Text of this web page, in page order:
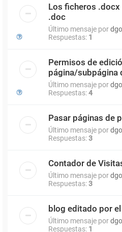
Los ficheros
.doc
Último mensaje por
Respuestas: 1
Permisos de
página/subpágina
Último mensaje por
Respuestas:4
Pasar páginas de
Último mensaje por
Respuestas:3
Contador de
Último mensaje por
Respuestas:3
blog editado por
Último mensaje por
Respuestas: 1